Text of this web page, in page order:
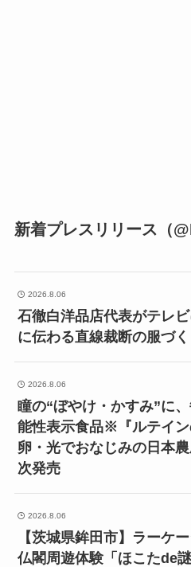
新着プレスリリース（
2026.8.06
石徹白洋品店代表がテレ
に伝わる直線裁断の服づ
2026.8.06
瞳の“ぼやけ・かすみ”に
能性表示食品※『ルテイ
卵・光でおなじみの日本
次発売
2026.8.06
【茨城県鉾田市】ラーケ
仏閣周遊体験「ほこたde